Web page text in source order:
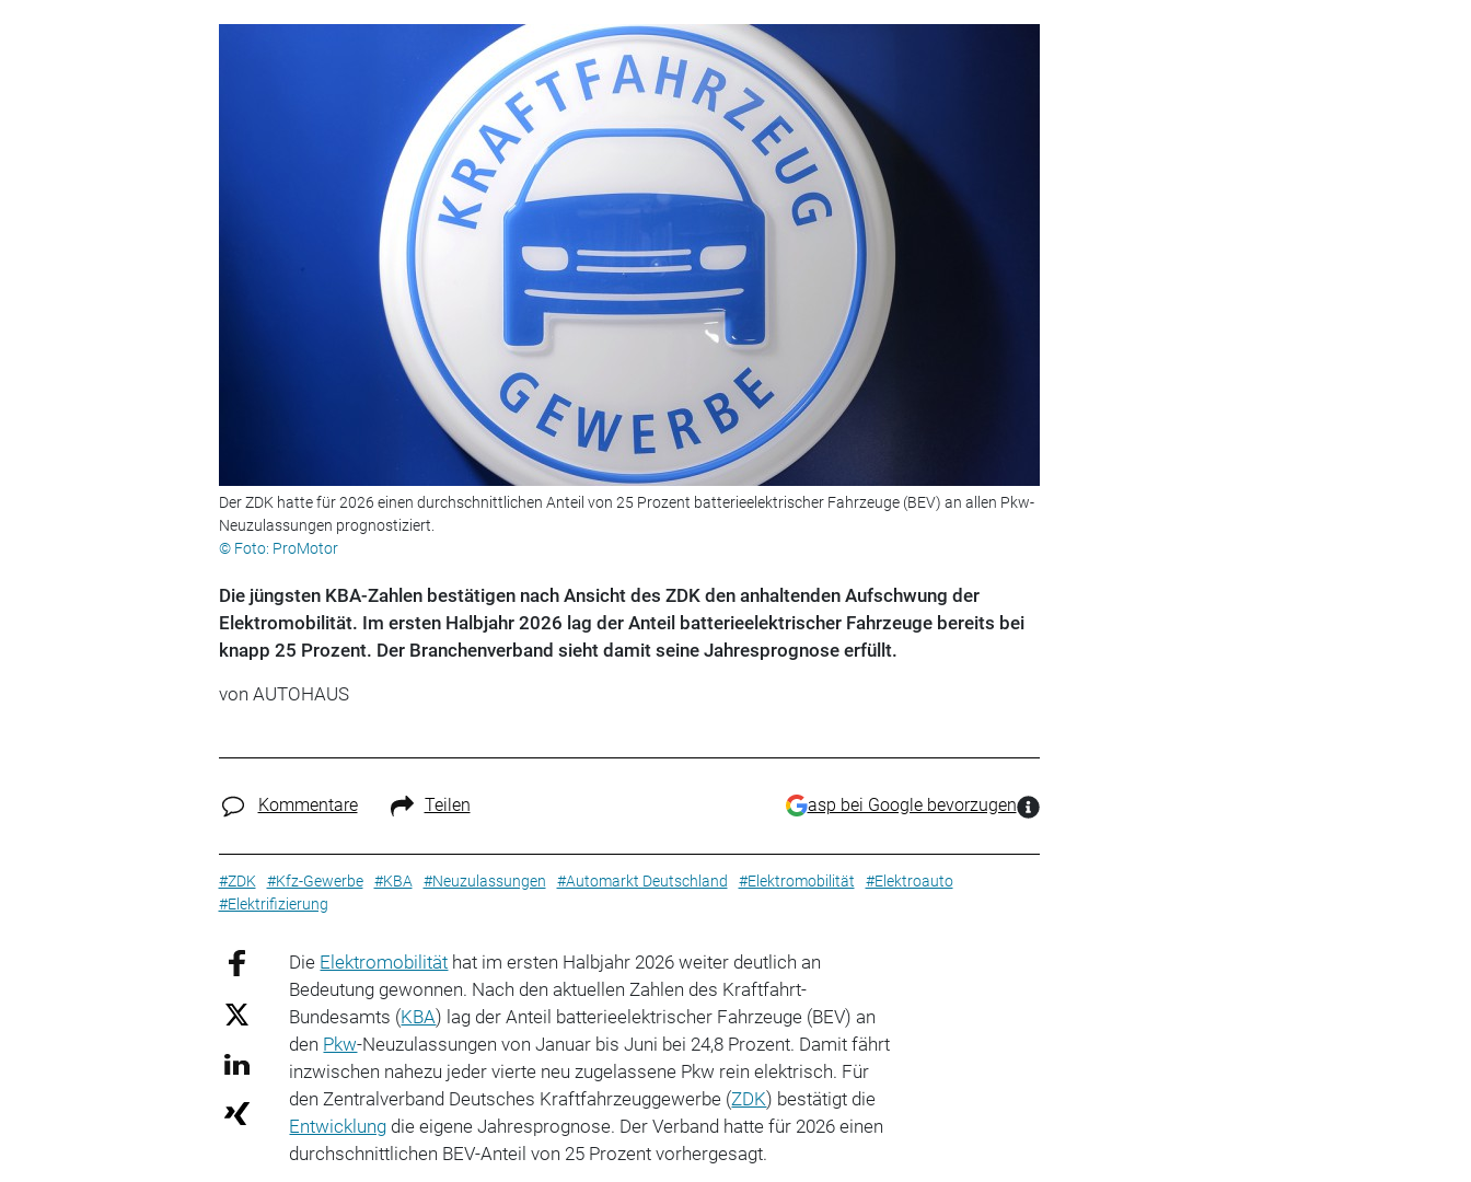
Der ZDK hatte für 2026 einen durchschnittlichen Anteil von 25 Prozent batterieelektrischer Fahrzeuge (BEV) an allen Pkw-
Neuzulassungen prognostiziert.
© Foto: ProMotor
Die jüngsten KBA-Zahlen bestätigen nach Ansicht des ZDK den anhaltenden Aufschwung der
Elektromobilität. Im ersten Halbjahr 2026 lag der Anteil batterieelektrischer Fahrzeuge bereits bei
knapp 25 Prozent. Der Branchenverband sieht damit seine Jahresprognose erfüllt.
von AUTOHAUS
Kommentare Teilen asp bei Google bevorzugen
#ZDK #Kfz-Gewerbe #KBA #Neuzulassungen #Automarkt Deutschland #Elektromobilität
#Elektroauto
#Elektrifizierung
Die Elektromobilität hat im ersten Halbjahr 2026 weiter deutlich an
Bedeutung gewonnen. Nach den aktuellen Zahlen des Kraftfahrt-
Bundesamts (KBA) lag der Anteil batterieelektrischer Fahrzeuge (BEV) an
den Pkw-Neuzulassungen von Januar bis Juni bei 24,8 Prozent. Damit fährt
inzwischen nahezu jeder vierte neu zugelassene Pkw rein elektrisch. Für
den Zentralverband Deutsches Kraftfahrzeuggewerbe (ZDK) bestätigt die
Entwicklung die eigene Jahresprognose. Der Verband hatte für 2026 einen
durchschnittlichen BEV-Anteil von 25 Prozent vorhergesagt.